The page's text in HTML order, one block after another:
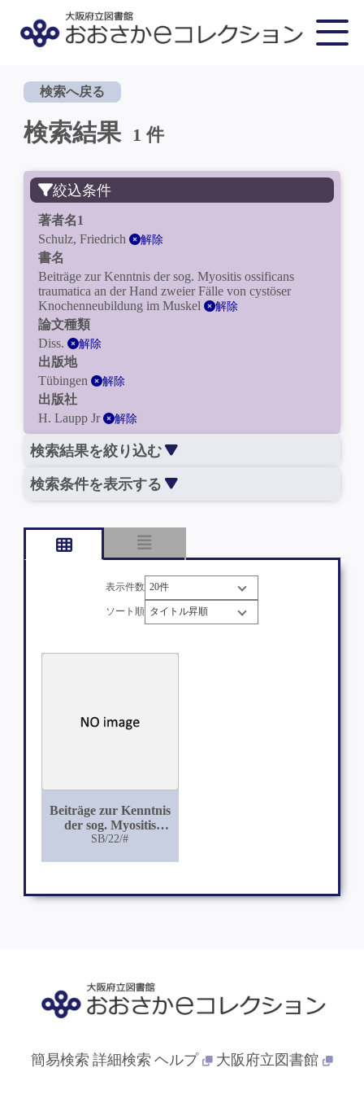
検索へ戻る
検索結果 1 件
絞込条件
著者名1
Schulz, Friedrich
解除
書名
Beiträge zur Kenntnis der sog. Myositis ossificans
traumatica an der Hand zweier Fälle von cystöser
Knochenneubildung im Muskel
解除
論文種類
Diss.
解除
出版地
Tübingen
解除
出版社
H. Laupp Jr
解除
検索結果を絞り込む
検索条件を表示する
表示件数
ソート順
Beiträge zur Kenntnis
der sog. Myositis
ossificans traumatica
im Muskel
SB/22/#
簡易検索 詳細検索 ヘルプ 大阪府立図書館